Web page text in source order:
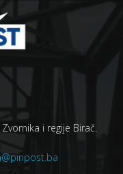
i regije Birač.